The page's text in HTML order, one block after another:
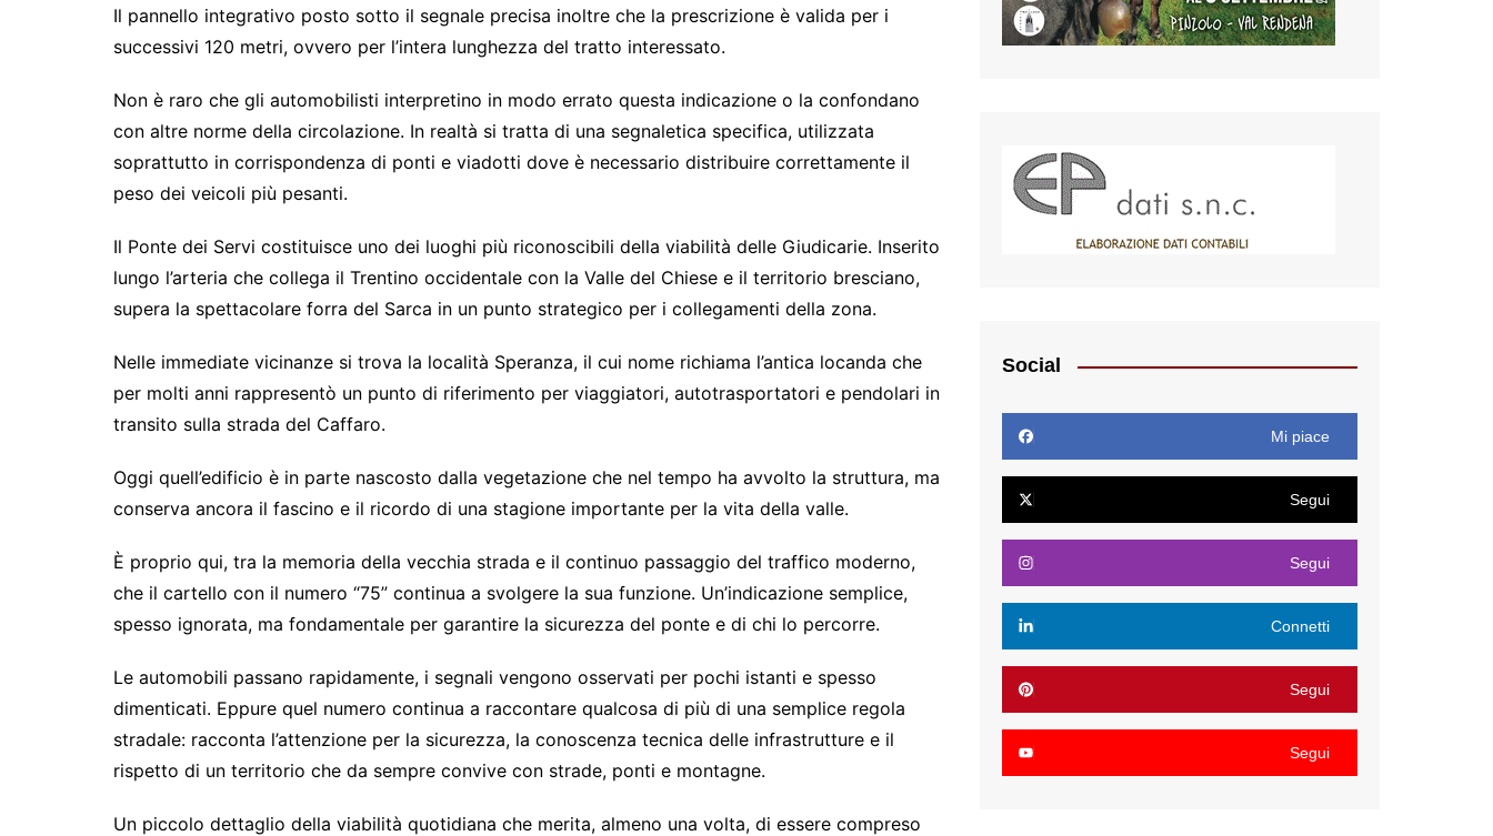
Il pannello integrativo posto sotto il segnale precisa inoltre che la prescrizione è valida per i
successivi 120 metri, ovvero per l’intera lunghezza del tratto interessato.
Non è raro che gli automobilisti interpretino in modo errato questa indicazione o la confondano
con altre norme della circolazione. In realtà si tratta di una segnaletica specifica, utilizzata
soprattutto in corrispondenza di ponti e viadotti dove è necessario distribuire correttamente il
peso dei veicoli più pesanti.
Il Ponte dei Servi costituisce uno dei luoghi più riconoscibili della viabilità delle Giudicarie. Inserito
lungo l’arteria che collega il Trentino occidentale con la Valle del Chiese e il territorio bresciano,
supera la spettacolare forra del Sarca in un punto strategico per i collegamenti della zona.
Nelle immediate vicinanze si trova la località Speranza, il cui nome richiama l’antica locanda che
per molti anni rappresentò un punto di riferimento per viaggiatori, autotrasportatori e pendolari in
transito sulla strada del Caffaro.
Oggi quell’edificio è in parte nascosto dalla vegetazione che nel tempo ha avvolto la struttura, ma
conserva ancora il fascino e il ricordo di una stagione importante per la vita della valle.
È proprio qui, tra la memoria della vecchia strada e il continuo passaggio del traffico moderno,
che il cartello con il numero “75” continua a svolgere la sua funzione. Un’indicazione semplice,
spesso ignorata, ma fondamentale per garantire la sicurezza del ponte e di chi lo percorre.
Le automobili passano rapidamente, i segnali vengono osservati per pochi istanti e spesso
dimenticati. Eppure quel numero continua a raccontare qualcosa di più di una semplice regola
stradale: racconta l’attenzione per la sicurezza, la conoscenza tecnica delle infrastrutture e il
rispetto di un territorio che da sempre convive con strade, ponti e montagne.
Un piccolo dettaglio della viabilità quotidiana che merita, almeno una volta, di essere compreso
Social
Mi piace
Segui
Segui
Connetti
Segui
Segui